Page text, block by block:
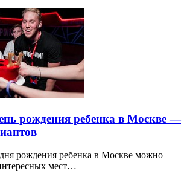
рождения ребенка в Москве —
рождения ребенка в Москве можно
мест…